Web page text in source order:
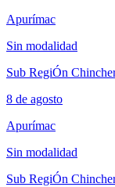
Apurímac
Sin modalidad
Sub RegiÓn
8 de agosto
Apurímac
Sin modalidad
Sub RegiÓn